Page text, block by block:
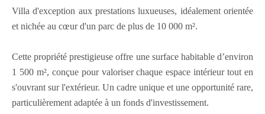
Villa d'exception aux prestations luxueuses, idéalement orientée
et nichée au cœur d'un parc de plus de 10 000 m².
Cette propriété prestigieuse offre une surface habitable d’environ
1 500 m², conçue pour valoriser chaque espace intérieur tout en
s'ouvrant sur l'extérieur. Un cadre unique et une opportunité rare,
particulièrement adaptée à un fonds d'investissement.